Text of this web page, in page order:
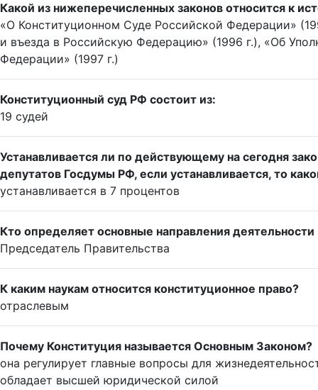
Какой из нижеперечисленных законов относится к
«О Конституционном Суде Российской Федерации»
и въезда в Российскую Федерацию» (1996 г.), «Об
Федерации» (1997 г.)
Конституционный суд РФ состоит из:
19 судей
Устанавливается ли по действующему на сегодня
депутатов Госдумы РФ, если устанавливается, то
устанавливается в 7 процентов
Кто определяет основные направления деятельности
Председатель Правительства
К каким наукам относится конституционное право?
отраслевым
Почему Конституция называется Основным Законом?
она регулирует главные вопросы для
обладает высшей юридической силой